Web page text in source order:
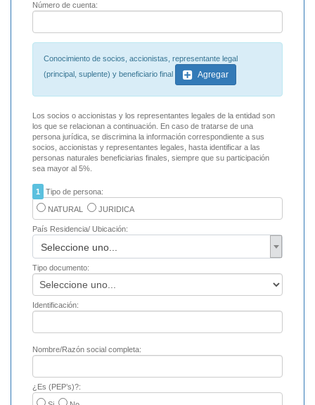
Número de cuenta:
Conocimiento de socios, accionistas, representante legal
(principal, suplente) y beneficiario final
Agregar
Los socios o accionistas y los representantes legales de la entidad son
los que se relacionan a continuación. En caso de tratarse de una
persona jurídica, se discrimina la información correspondiente a sus
socios, accionistas y representantes legales, hasta identificar a las
personas naturales beneficiarias finales, siempre que su participación
sea mayor al 5%.
1 Tipo de persona:
NATURAL JURIDICA
País Residencia/ Ubicación:
Seleccione uno...
Tipo documento:
Identificación:
Nombre/Razón social completa:
¿Es (PEP’s)?: